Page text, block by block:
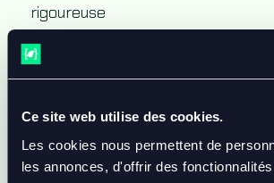
Ce site web utilise des cookies.
Les cookies nous permettent de
les annonces, d'offrir des
rigoureuse
>Symfony quand API Platform est
un projet API-first
>Laravel quand la productivité au
prioritaire et que les conventions
>Laravel quand le projet est de